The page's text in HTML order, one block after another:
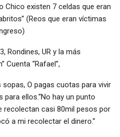
Chico existen 7 celdas que eran
(Reos que eran víctimas
Rondines, UR y la más
Cuenta “Rafael”,
O pagas cuotas para vivir
para ellos.“No hay un punto
recolectan casi 80mil pesos por
a mi recolectar el dinero.”